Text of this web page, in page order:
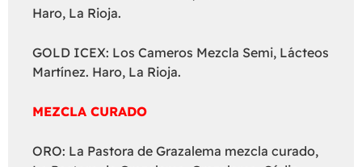
Haro, La Rioja.
GOLD ICEX: Los Cameros Mezcla Semi, Lácteos
Martínez. Haro, La Rioja.
MEZCLA CURADO
ORO: La Pastora de Grazalema mezcla curado,